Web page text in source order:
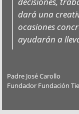
dará una
ocasiones
ayudarán a
Padre José Carollo
Fundador Fundación